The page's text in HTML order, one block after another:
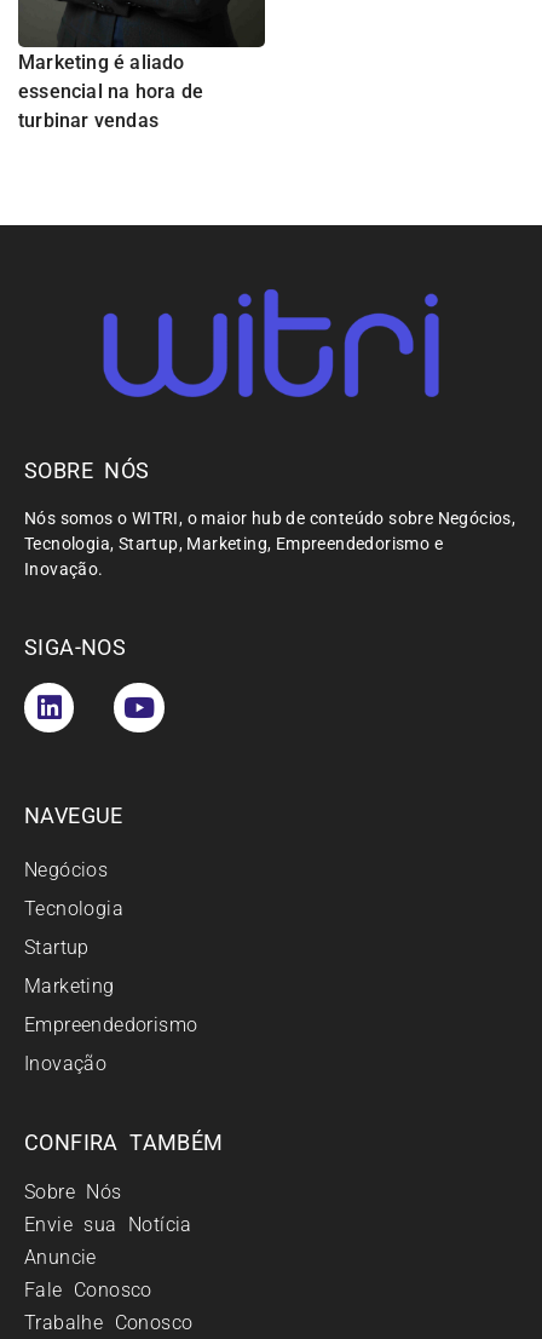
Marketing é aliado
essencial na hora de
turbinar vendas
SOBRE NÓS
Nós somos o WITRI, o maior hub de conteúdo sobre Negócios,
Tecnologia, Startup, Marketing, Empreendedorismo e
Inovação.
SIGA-NOS
NAVEGUE
Negócios
Tecnologia
Startup
Marketing
Empreendedorismo
Inovação
CONFIRA TAMBÉM
Sobre Nós
Envie sua Notícia
Anuncie
Fale Conosco
Trabalhe Conosco